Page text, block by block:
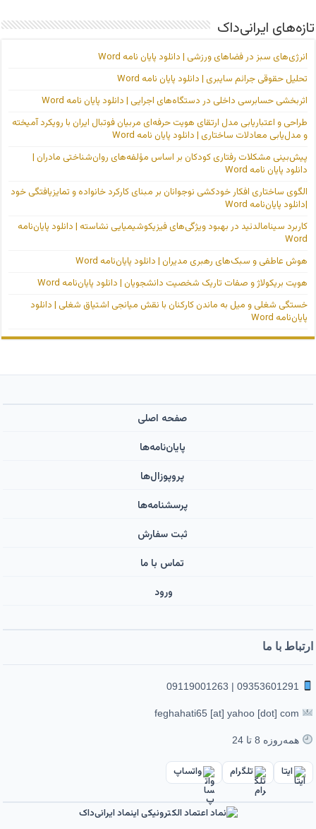
تازه‌های ایرانی‌داک
انرژی‌های سبز در فضاهای ورزشی | دانلود پایان نامه Word
تحلیل حقوقی جرائم سایبری | دانلود پایان نامه Word
اثربخشی حسابرسی داخلی در دستگاه‌های اجرایی | دانلود پایان نامه Word
طراحی و اعتباریابی مدل ارتقای هویت حرفه‌ای مربیان فوتبال ایران با رویکرد آمیخته
و مدل‌یابی معادلات ساختاری | دانلود پایان نامه Word
پیش‌بینی مشکلات رفتاری کودکان بر اساس مؤلفه‌های روان‌شناختی مادران |
دانلود پایان نامه Word
الگوی ساختاری افکار خودکشی نوجوانان بر مبنای کارکرد خانواده و تمایزیافتگی خود
|دانلود پایان‌نامه Word
کاربرد سینامالدئید در بهبود ویژگی‌های فیزیکوشیمیایی نشاسته | دانلود پایان‌نامه
Word
هوش عاطفی و سبک‌های رهبری مدیران | دانلود پایان‌نامه Word
هویت بریکولاژ و صفات تاریک شخصیت دانشجویان | دانلود پایان‌نامه Word
خستگی شغلی و میل به ماندن کارکنان با نقش میانجی اشتیاق شغلی | دانلود
پایان‌نامه Word
صفحه اصلی
پایان‌نامه‌ها
پروپوزال‌ها
پرسشنامه‌ها
ثبت سفارش
تماس با ما
ورود ‌
ارتباط با ما
همه‌روزه 8 تا 24
ایتا تلگرام واتساپ